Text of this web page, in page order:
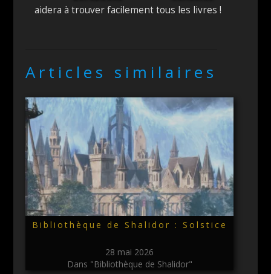
aidera à trouver facilement tous les livres !
Articles similaires
Bibliothèque de Shalidor : Solstice
28 mai 2026
Dans "Bibliothèque de Shalidor"